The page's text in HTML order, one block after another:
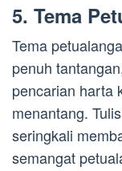
5. Tema
Tema
penuh
pencarian harta
menantang.
seringkali
semangat